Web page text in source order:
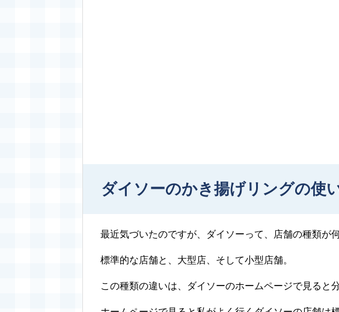
ダイソーのかき揚げリングの使
最近気づいたのですが、ダイソーって、店舗の種類が
標準的な店舗と、大型店、そして小型店舗。
この種類の違いは、ダイソーのホームページで見ると